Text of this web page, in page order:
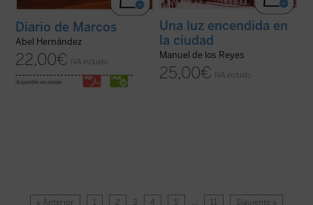
Diario de Marcos
Abel Hernández
22,00€ IVA incluido
disponible en ebook:
Una luz encendida en
la ciudad
Manuel de los Reyes
25,00€ IVA incluido
« Anterior 1 2 3 4 5 … 11 Siguiente »